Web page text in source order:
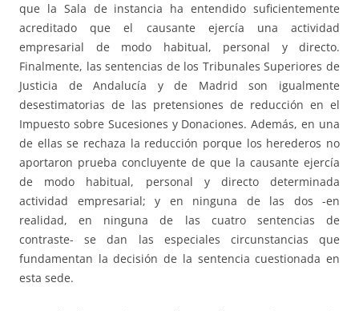
que la Sala de instancia ha entendido suficientemente
acreditado que el causante ejercía una actividad
empresarial de modo habitual, personal y directo.
Finalmente, las sentencias de los Tribunales Superiores de
Justicia de Andalucía y de Madrid son igualmente
desestimatorias de las pretensiones de reducción en el
Impuesto sobre Sucesiones y Donaciones. Además, en una
de ellas se rechaza la reducción porque los herederos no
aportaron prueba concluyente de que la causante ejercía
de modo habitual, personal y directo determinada
actividad empresarial; y en ninguna de las dos -en
realidad, en ninguna de las cuatro sentencias de
contraste- se dan las especiales circunstancias que
fundamentan la decisión de la sentencia cuestionada en
esta sede.